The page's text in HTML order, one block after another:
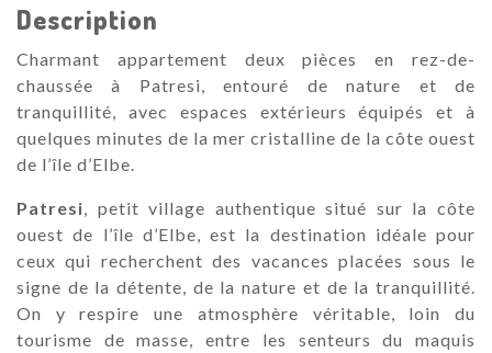
Description
Charmant appartement deux pièces en rez-de-
chaussée à Patresi, entouré de nature et de
tranquillité, avec espaces extérieurs équipés et à
quelques minutes de la mer cristalline de la côte ouest
de l’île d’Elbe.
Patresi, petit village authentique situé sur la côte
ouest de l’île d’Elbe, est la destination idéale pour
ceux qui recherchent des vacances placées sous le
signe de la détente, de la nature et de la tranquillité.
On y respire une atmosphère véritable, loin du
tourisme de masse, entre les senteurs du maquis